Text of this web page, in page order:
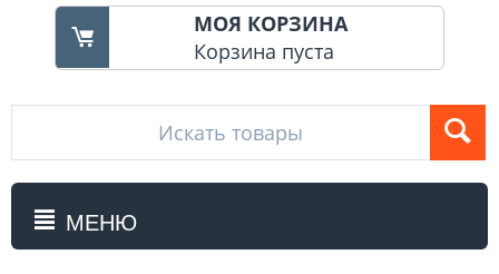
МОЯ КОРЗИНА
Корзина пуста
МЕНЮ